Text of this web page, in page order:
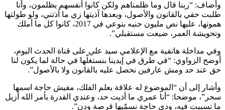
وأضاف: “ربنا قال وما ظلمناهم ولكن كانوا أنفسهم يظلمون، وأنا
طلبت حقي بالقانون والأصول، وبعدها آذيتها زي ما آذتني، ولو طولتها
هموتها، عليها نص مليون جنيه بتوعي في 2017، كانوا كل ما أملك
وتحويشة العمر، ضيعت مستقبلي”.
وفي مداخلة هاتفية مع الإعلامي سيد علي على قناة الحدث اليوم،
أوضح الزواوي: “في طرق في إيدينا بنستغلّها في حالة لما يكون لنا
حق عند حد ومش عارفين نحصل عليه بالقانون ولا بالأصول”.
وأشار إلى أن “الموضوع له علاقة بعلم الفلك، مفيش حاجة اسمها
سحر”، موضحا: “أنا عمري ما أذيت حد، وعندي القدرة بأمر الله أزيل
ما تسببت فيه، ودي حاجة نسمّيها قرصة ودن”.